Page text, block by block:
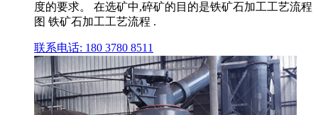
度的要求。 在选矿中,碎矿的目的是铁矿石加工工艺流程
图 铁矿石加工工艺流程 .
联系电话: 180 3780 8511